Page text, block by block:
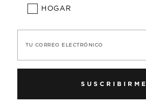
HOGAR
TU CORREO ELECTRÓNICO
SUSCRIBIRME